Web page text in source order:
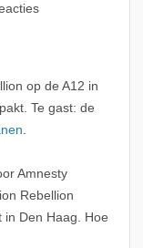
op de A12 in
Te gast: de
.
Amnesty
Rebellion
in Den Haag. Hoe